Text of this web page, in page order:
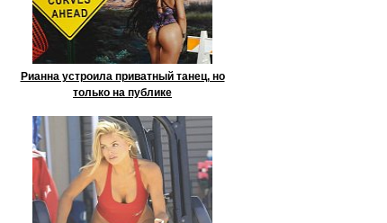
Рианна устроила приватный танец, но
только на публике